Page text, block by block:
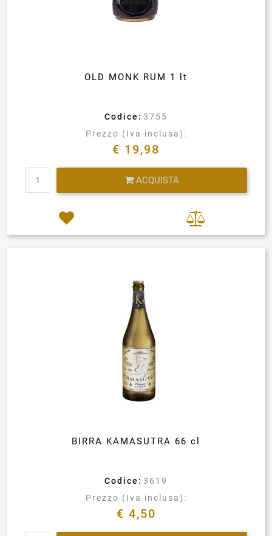
OLD MONK RUM 1 lt
Codice: 3755
Prezzo (Iva inclusa):
€ 19,98
ACQUISTA
BIRRA KAMASUTRA 66 cl
Codice: 3619
Prezzo (Iva inclusa):
€ 4,50